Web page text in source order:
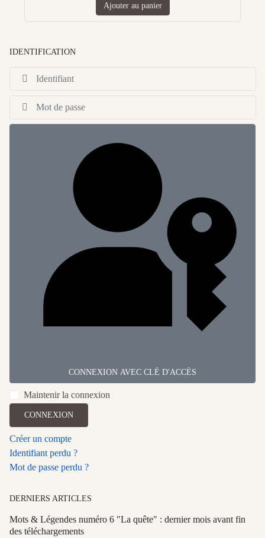
Ajouter au panier
IDENTIFICATION
CONNEXION AVEC CLÉ D'ACCÈS
Maintenir la connexion
CONNEXION
Créer un compte
Identifiant perdu ?
Mot de passe perdu ?
DERNIERS ARTICLES
Mots & Légendes numéro 6 "La quête" : dernier mois avant fin
des téléchargements